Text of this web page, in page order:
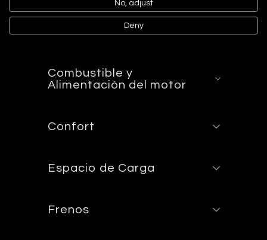
Climatización
Combustible y
Alimentación del motor
Confort
Espacio de Carga
Frenos
No, adjust
Deny